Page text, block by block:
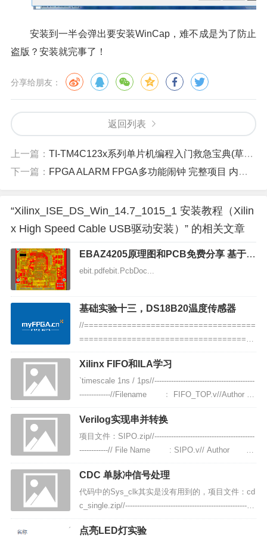
安装到一半会弹出要安装WinCap，难不成是为了防止
盗版？安装就完事了！
分享给朋友：
返回列表
上一篇： TI-TM4C123x系列单片机编程入门救急宝典(草稿版本,持续更新中。。。)
下一篇： FPGA ALARM FPGA多功能闹钟 完整项目 内含上位机
“Xilinx_ISE_DS_Win_14.7_1015_1 安装教程（Xilin
x High Speed Cable USB驱动安装）” 的相关文章
EBAZ4205原理图和PCB免费分享 基于Z
YNQ7010
ebit.pdfebit.PcbDoc...
基础实验十三，DS18B20温度传感器
//====================================
=====================================
=// Author : ChanRa1n// Description: Training for
Intel FPGA/...
Xilinx FIFO和ILA学习
`timescale 1ns / 1ps//------------------------------------------
-------------//Filename ﹕ FIFO_TOP.v//Author
...
Verilog实现串并转换
项目文件：SIPO.zip//------------------------------------------
------------// File Name : SIPO.v// Author &
n...
CDC 单脉冲信号处理
代码中的Sys_clk其实是没有用到的，项目文件：cd
c_single.zip//-----------------------------------------------------
-// File Name : cdc.v// Autho...
点亮LED灯实验